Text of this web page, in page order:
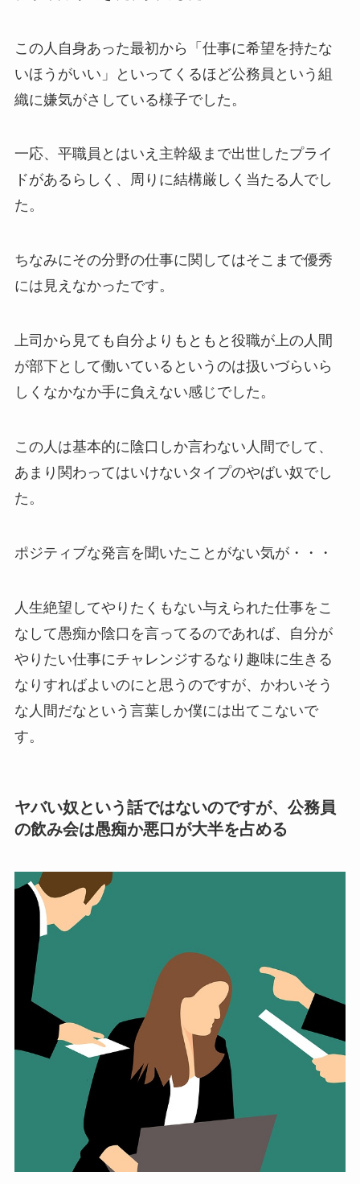
この人自身あった最初から「仕事に希望を持たな
いほうがいい」といってくるほど公務員という組
織に嫌気がさしている様子でした。
一応、平職員とはいえ主幹級まで出世したプライ
ドがあるらしく、周りに結構厳しく当たる人でし
た。
ちなみにその分野の仕事に関してはそこまで優秀
には見えなかったです。
上司から見ても自分よりもともと役職が上の人間
が部下として働いているというのは扱いづらいら
しくなかなか手に負えない感じでした。
この人は基本的に陰口しか言わない人間でして、
あまり関わってはいけないタイプのやばい奴でし
た。
ポジティブな発言を聞いたことがない気が・・・
人生絶望してやりたくもない与えられた仕事をこ
なして愚痴か陰口を言ってるのであれば、自分が
やりたい仕事にチャレンジするなり趣味に生きる
なりすればよいのにと思うのですが、かわいそう
な人間だなという言葉しか僕には出てこないで
す。
ヤバい奴という話ではないのですが、公務員
の飲み会は愚痴か悪口が大半を占める